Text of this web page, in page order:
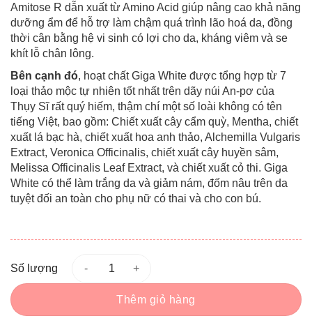
Amitose R dẫn xuất từ Amino Acid giúp nâng cao khả năng
dưỡng ẩm để hỗ trợ làm chậm quá trình lão hoá da, đồng
thời cân bằng hệ vi sinh có lợi cho da, kháng viêm và se
khít lỗ chân lông.
Bên cạnh đó, hoạt chất Giga White được tổng hợp từ 7
loại thảo mộc tự nhiên tốt nhất trên dãy núi An-pơ của
Thụy Sĩ rất quý hiếm, thậm chí một số loài không có tên
tiếng Việt, bao gồm: Chiết xuất cây cẩm quỳ, Mentha, chiết
xuất lá bạc hà, chiết xuất hoa anh thảo, Alchemilla Vulgaris
Extract, Veronica Officinalis, chiết xuất cây huyền sâm,
Melissa Officinalis Leaf Extract, và chiết xuất cỏ thi. Giga
White có thể làm trắng da và giảm nám, đốm nâu trên da
tuyệt đối an toàn cho phụ nữ có thai và cho con bú.
Số lượng
Thêm giỏ hàng